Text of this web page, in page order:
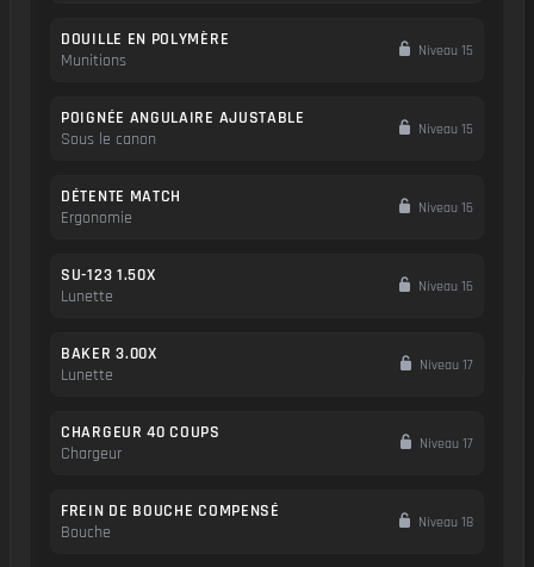
DOUILLE EN POLYMÈRE
Munitions
Niveau 15
POIGNÉE ANGULAIRE AJUSTABLE
Sous le canon
Niveau 15
DÉTENTE MATCH
Ergonomie
Niveau 16
SU-123 1.50X
Lunette
Niveau 16
BAKER 3.00X
Lunette
Niveau 17
CHARGEUR 40 COUPS
Chargeur
Niveau 17
FREIN DE BOUCHE COMPENSÉ
Bouche
Niveau 18